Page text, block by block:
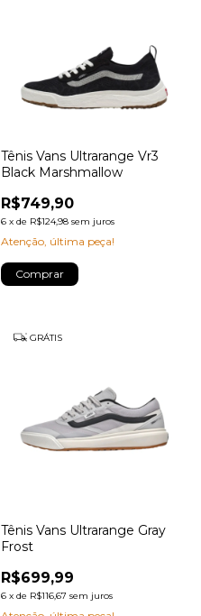
Tênis Vans Ultrarange Vr3
Black Marshmallow
R$749,90
6 xde R$124,98 sem juros
Atenção, última peça!
Comprar
GRÁTIS
Tênis Vans Ultrarange Gray
Frost
R$699,99
6 xde R$116,67 sem juros